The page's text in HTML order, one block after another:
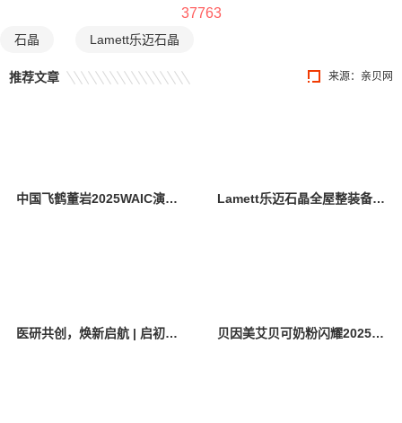
37763
石晶 Lamett乐迈石晶
来源： 亲贝网
推荐文章
中国飞鹤董岩2025WAIC演讲：AI是乳业升级的新质生产力 Lamett乐迈石晶全屋整装备受瞩目，石晶品类成为整装增长新引擎
医研共创，焕新启航 | 启初亮相CBME 2025 贝因美艾贝可奶粉闪耀2025上海CBME，与中国妈妈共创美好生活